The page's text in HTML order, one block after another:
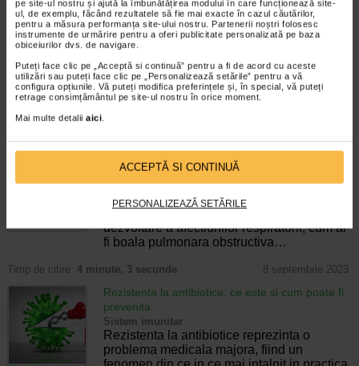
pe site-ul nostru și ajută la îmbunătățirea modului în care funcționează site-
ul, de exemplu, făcând rezultatele să fie mai exacte în cazul căutărilor,
pentru a măsura performanța site-ului nostru. Partenerii noștri folosesc
instrumente de urmărire pentru a oferi publicitate personalizată pe baza
obiceiurilor dvs. de navigare.
Puteți face clic pe „Acceptă si continuă” pentru a fi de acord cu aceste
utilizări sau puteți face clic pe „Personalizează setările” pentru a vă
configura opțiunile. Vă puteți modifica preferințele și, în special, vă puteți
retrage consimțământul pe site-ul nostru în orice moment.
Mai multe detalii aici
ACCEPTĂ SI CONTINUĂ
PERSONALIZEAZĂ SETĂRILE
(P) Care este relatia dintre imunitate si tubul
digestiv?
Sistem imunitar
Cel mai mare centru imun se gaseste la
nivelul intestinului. Gazduind 70-80% din
totalul celulelor imune, intestinul este
considerat centrul sistemului imunitar.
Aceste celule imune comunica in mod constant…
Vitamine si minerale
Oamenii de stiinta au efectuat noi cercetari
care au confirmat dovezile ca vitamina C
dezvoltare a afectiunilor respiratorii, cum ar
fi boala pulmonara obstructiva…
Timp de citire: 4 minute, 3 secunde 8 septembrie 2023
Rezistenta la antibiotice: ce este si cum poate fi
prevenita
Sistem imunitar
Rezistenta la antibiotice reprezinta o
problema medicala majora, fiind un